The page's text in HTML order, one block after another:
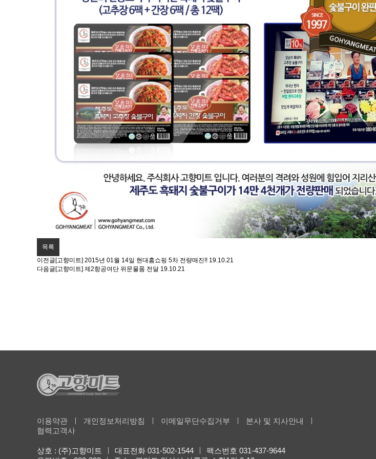
목록
이전글[고향미트] 2015년 01월 14일 현대홈쇼핑 5차 전량매진!! 19.10.21
다음글[고향미트] 제2항공여단 위문물품 전달 19.10.21
이용약관 개인정보처리방침 이메일무단수집거부
본사 및 지사안내
협력고객사
상호 : (주)고향미트 대표전화 031-502-1544
팩스번호 031-437-9644